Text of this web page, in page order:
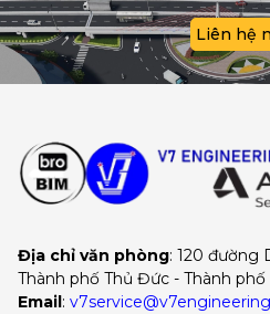
Liên hệ
Địa chỉ văn phòng: 120 đường
Thành phố Thủ Đức - Thành phố
Email: